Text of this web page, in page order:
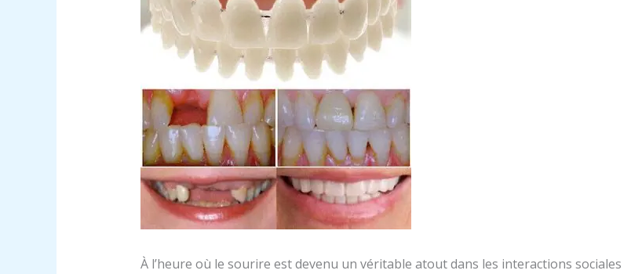
À l’heure où le sourire est devenu un véritable atout dans les interactions sociales